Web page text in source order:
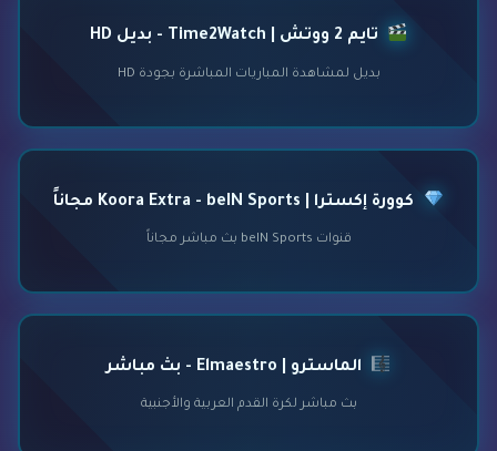
تايم 2 ووتش | Time2Watch - بديل HD
بديل لمشاهدة المباريات المباشرة بجودة HD
كوورة إكسترا | Koora Extra - beIN Sports مجاناً
قنوات beIN Sports بث مباشر مجاناً
الماسترو | Elmaestro - بث مباشر
بث مباشر لكرة القدم العربية والأجنبية